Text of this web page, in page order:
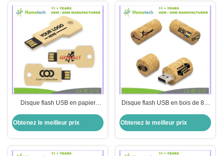
Disque flash USB en papier
une capacité de 8 à 256 Go
Obtenez le meilleur prix
Disque flash USB en bois de 8 g
écologique
Obtenez le meilleur prix